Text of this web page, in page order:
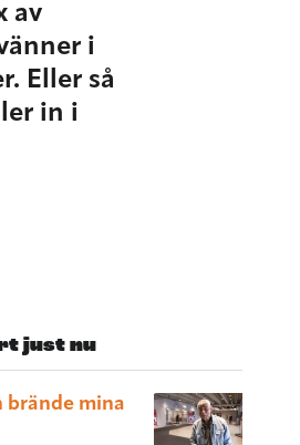
av
i
Eller så
in i
just nu
brände mina